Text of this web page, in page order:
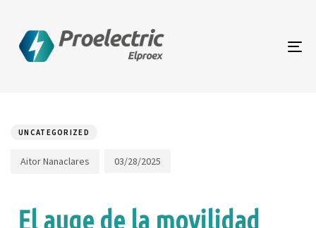
UNCATEGORIZED
Aitor Nanaclares 03/28/2025
El auge de la movilidad